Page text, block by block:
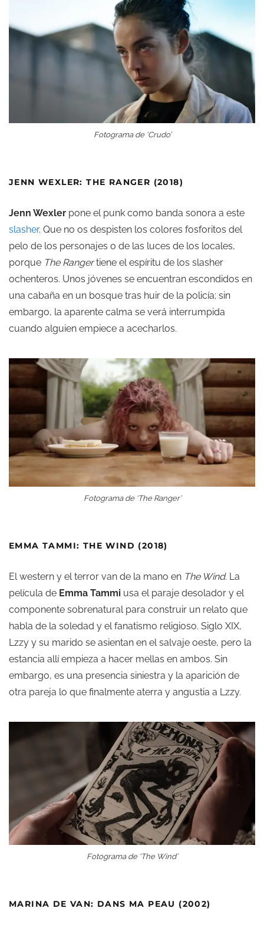
Fotograma de ‘Crudo’
JENN WEXLER: THE RANGER (2018)
Jenn Wexler pone el punk como banda sonora a este
slasher. Que no os despisten los colores fosforitos del
pelo de los personajes o de las luces de los locales,
porque The Rangertiene el espíritu de los slasher
ochenteros. Unos jóvenes se encuentran escondidos en
una cabaña en un bosque tras huir de la policía; sin
embargo, la aparente calma se verá interrumpida
cuando alguien empiece a acecharlos.
Fotograma de ‘The Ranger’
EMMA TAMMI: THE WIND (2018)
El western y el terror van de la mano en The Wind. La
película de Emma Tammi usa el paraje desolador y el
componente sobrenatural para construir un relato que
habla de la soledad y el fanatismo religioso. Siglo XIX,
Lzzy y su marido se asientan en el salvaje oeste, pero la
estancia allí empieza a hacer mellas en ambos. Sin
embargo, es una presencia siniestra y la aparición de
otra pareja lo que finalmente aterra y angustia a Lzzy.
Fotograma de ‘The Wind’
MARINA DE VAN: DANS MA PEAU (2002)